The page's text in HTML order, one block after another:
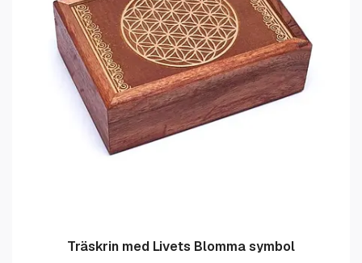
Träskrin med Livets Blomma symbol